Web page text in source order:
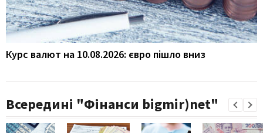
Курс валют на 10.08.2026: євро пішло вниз
Всередині "Фінанси bigmir)net"